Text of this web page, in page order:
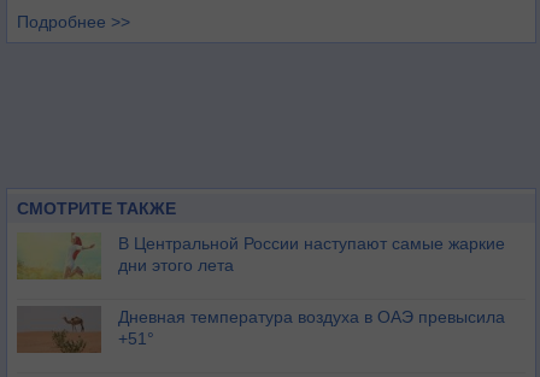
Подробнее >>
СМОТРИТЕ ТАКЖЕ
В Центральной России наступают самые жаркие
дни этого лета
Дневная температура воздуха в ОАЭ превысила
+51°